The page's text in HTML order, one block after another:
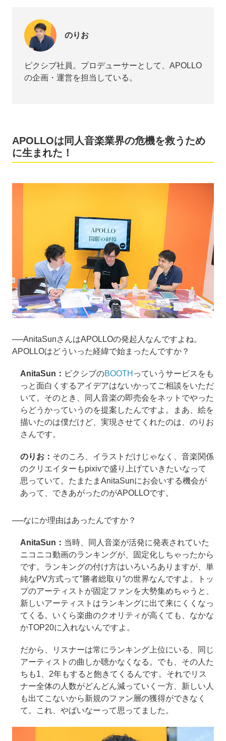
のりお
ピクシブ社員。プロデューサーとして、APOLLO
の企画・運営を担当している。
APOLLOは同人音楽業界の危機を救うため
に生まれた！
──AnitaSunさんはAPOLLOの発起人なんですよね。
APOLLOはどういった経緯で始まったんですか？
AnitaSun： ピクシブのBOOTH っていうサービスをも
っと面白くするアイデアはないかってご相談をいただ
いて。そのとき、同人音楽の即売会をネットでやった
らどうかっていうのを提案したんですよ。まあ、絵を
描いたのは僕だけど、実現させてくれたのは、のりお
さんです。
のりお： そのころ、イラストだけじゃなく、音楽関係
のクリエイターもpixivで盛り上げていきたいなって
思っていて。たまたまAnitaSunにお会いする機会が
あって、できあがったのがAPOLLOです。
──なにか理由はあったんですか？
AnitaSun： 当時、同人音楽が活発に発表されていた
ニコニコ動画のランキングが、固定化しちゃったから
です。ランキングの付け方はいろいろありますが、単
純なPV方式って”勝者総取り”の世界なんですよ。トッ
プのアーティストが固定ファンを大勢集めちゃうと、
新しいアーティストはランキングに出て来にくくなっ
てくる。いくら楽曲のクオリティが高くても、なかな
かTOP20に入れないんですよ。
だから、リスナーは常にランキング上位にいる、同じ
アーティストの曲しか聴かなくなる。でも、その人た
ちも1、2年もすると飽きてくるんです。それでリス
ナー全体の人数がどんどん減っていく一方、新しい人
も出てこないから新規のファン層の獲得ができなく
て。これ、やばいなーって思ってました。